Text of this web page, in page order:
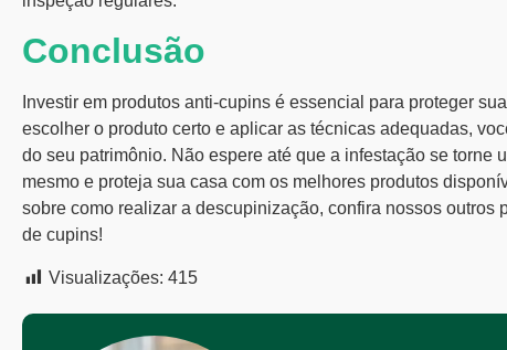
Conclusão
Investir em produtos anti-cupins é essencial para proteger
escolher o produto certo e aplicar as técnicas adequadas,
do seu patrimônio. Não espere até que a infestação se torne
mesmo e proteja sua casa com os melhores produtos
sobre como realizar a descupinização, confira nossos outros
de cupins!
Visualizações: 415